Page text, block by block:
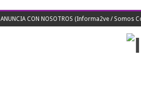
ANUNCIA CON NOSOTROS (Informa2ve / Somos